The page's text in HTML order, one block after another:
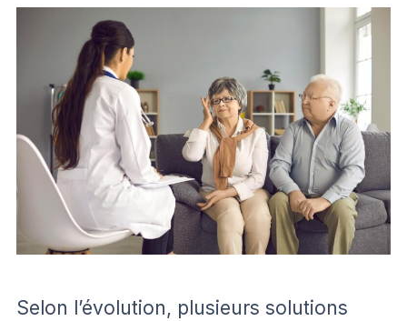
Selon l’évolution, plusieurs solutions